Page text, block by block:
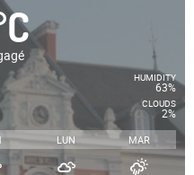
C
HUMIDITY
63%
CLOUDS
2%
LUN MAR